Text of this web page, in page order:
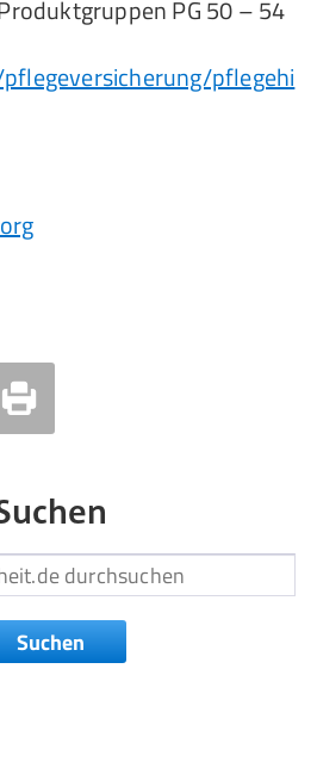
PG 50 – 54
pflegehi
Suchen